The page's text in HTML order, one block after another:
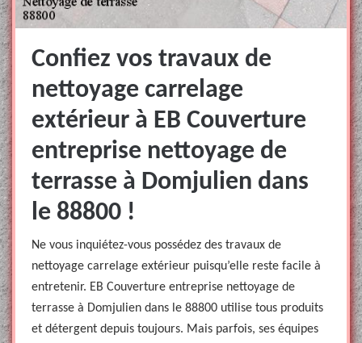
Confiez vos travaux de
nettoyage carrelage
extérieur à EB Couverture
entreprise nettoyage de
terrasse à Domjulien dans
le 88800 !
Ne vous inquiétez-vous possédez des travaux de
nettoyage carrelage extérieur puisqu’elle reste facile à
entretenir. EB Couverture entreprise nettoyage de
terrasse à Domjulien dans le 88800 utilise tous produits
et détergent depuis toujours. Mais parfois, ses équipes